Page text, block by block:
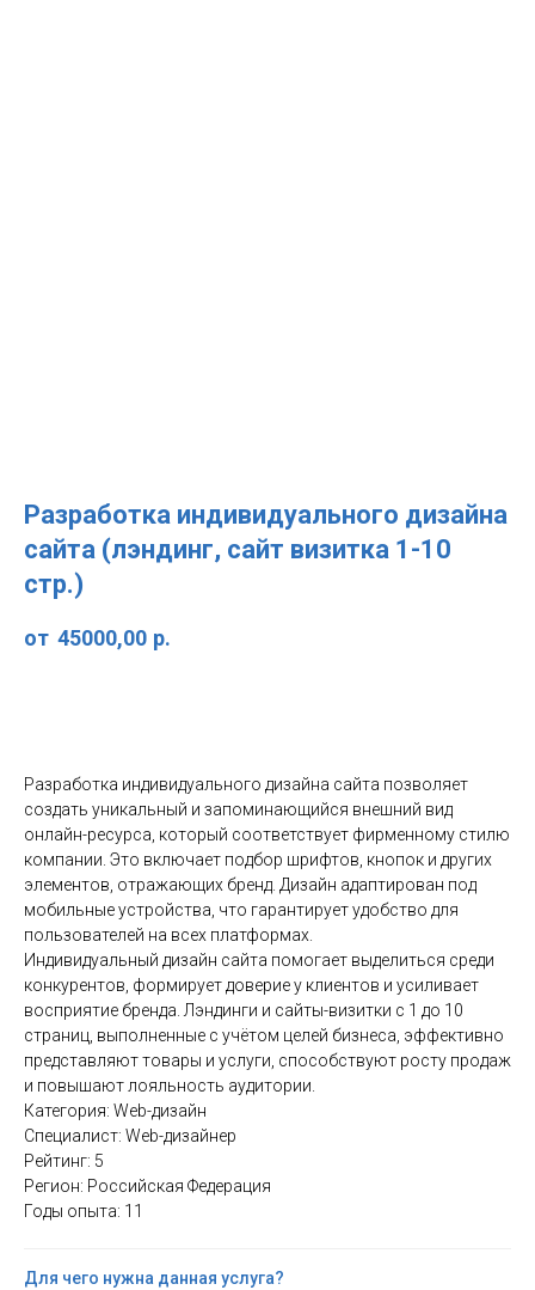
Разработка индивидуального дизайна
сайта (лэндинг, сайт визитка 1-10
стр.)
45000,00 р.
Разработка индивидуального дизайна сайта позволяет
создать уникальный и запоминающийся внешний вид
онлайн-ресурса, который соответствует фирменному стилю
компании. Это включает подбор шрифтов, кнопок и других
элементов, отражающих бренд. Дизайн адаптирован под
мобильные устройства, что гарантирует удобство для
пользователей на всех платформах.
Индивидуальный дизайн сайта помогает выделиться среди
конкурентов, формирует доверие у клиентов и усиливает
восприятие бренда. Лэндинги и сайты-визитки с 1 до 10
страниц, выполненные с учётом целей бизнеса, эффективно
представляют товары и услуги, способствуют росту продаж
и повышают лояльность аудитории.
Категория: Web-дизайн
Специалист: Web-дизайнер
Рейтинг: 5
Регион: Российская Федерация
Годы опыта: 11
Для чего нужна данная услуга?